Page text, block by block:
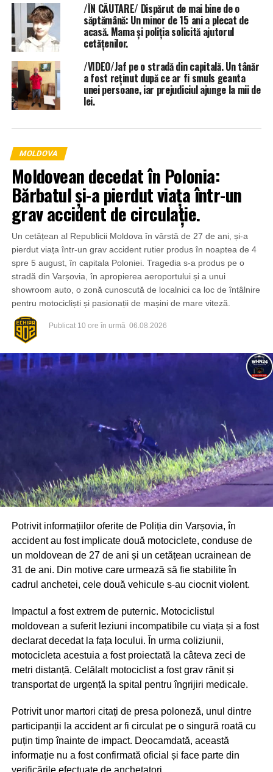
/ÎN CĂUTARE/ Dispărut de mai bine de o
săptămână: Un minor de 15 ani a plecat de
acasă. Mama și poliția solicită ajutorul
cetățenilor.
/VIDEO/Jaf pe o stradă din capitală. Un tânăr
a fost reținut după ce ar fi smuls geanta
unei persoane, iar prejudiciul ajunge la mii de
lei.
MOLDOVA
Moldovean decedat în Polonia:
Bărbatul și-a pierdut viața într-un
grav accident de circulație.
Un cetățean al Republicii Moldova în vârstă de 27 de ani, și-a
pierdut viața într-un grav accident rutier produs în noaptea de 4
spre 5 august, în capitala Poloniei. Tragedia s-a produs pe o
stradă din Varșovia, în apropierea aeroportului și a unui
showroom auto, o zonă cunoscută de localnici ca loc de întâlnire
pentru motocicliști și pasionații de mașini de mare viteză.
Publicat 10 ore în urmă 06.08.2026
Potrivit informațiilor oferite de Poliția din Varșovia, în
accident au fost implicate două motociclete, conduse de
un moldovean de 27 de ani și un cetățean ucrainean de
31 de ani. Din motive care urmează să fie stabilite în
cadrul anchetei, cele două vehicule s-au ciocnit violent.
Impactul a fost extrem de puternic. Motociclistul
moldovean a suferit leziuni incompatibile cu viața și a fost
declarat decedat la fața locului. În urma coliziunii,
motocicleta acestuia a fost proiectată la câteva zeci de
metri distanță. Celălalt motociclist a fost grav rănit și
transportat de urgență la spital pentru îngrijiri medicale.
Potrivit unor martori citați de presa poloneză, unul dintre
participanții la accident ar fi circulat pe o singură roată cu
puțin timp înainte de impact. Deocamdată, această
informație nu a fost confirmată oficial și face parte din
verificările efectuate de anchetatori.